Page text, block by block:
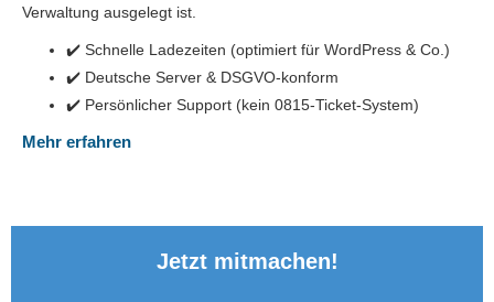
Verwaltung ausgelegt ist.
✔️ Schnelle Ladezeiten (optimiert für WordPress & Co.)
✔️ Deutsche Server & DSGVO-konform
✔️ Persönlicher Support (kein 0815-Ticket-System)
Mehr erfahren
Jetzt mitmachen!